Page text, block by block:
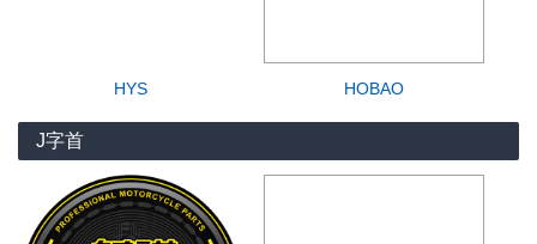
HYS HOBAO
J字首